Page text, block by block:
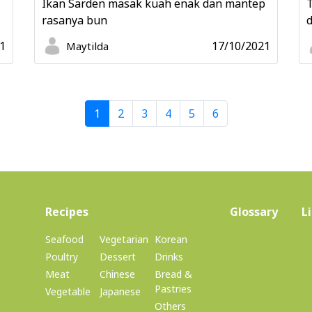
Ikan Sarden masak kuah enak dan mantep
rasanya bun
Maytilda 17/10/2021
1 2 3 4 5 6
Recipes(current)
Seafood
Poultry
Meat
Vegetable
Vegetarian
Dessert
Chinese
Japanese
Korean
Drinks
Bread &
Pastries
Others
Glossary